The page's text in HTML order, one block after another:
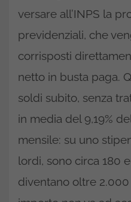
versare all’INPS la
previdenziali, che
corrisposti
netto in busta paga.
soldi subito, senza
in media del 9,19%
mensile: su uno
lordi, sono circa 180
diventano oltre 2.000